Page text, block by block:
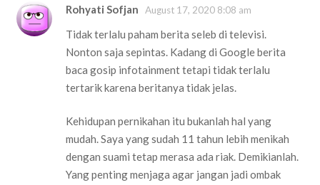
Rohyati Sofjan August 17, 2020 8:08 am
Tidak terlalu paham berita seleb di televisi.
Nonton saja sepintas. Kadang di Google berita
baca gosip infotainment tetapi tidak terlalu
tertarik karena beritanya tidak jelas.
Kehidupan pernikahan itu bukanlah hal yang
mudah. Saya yang sudah 11 tahun lebih menikah
dengan suami tetap merasa ada riak. Demikianlah.
Yang penting menjaga agar jangan jadi ombak